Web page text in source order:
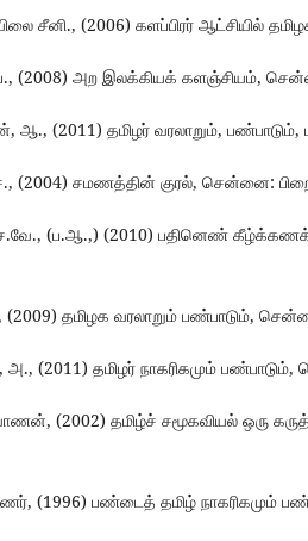
சீனி., (2006) களப்பிரர் ஆட்சியில்
(2008) அற இலக்கியக் களஞ்சியம்,
ஆ., (2011) தமிழர் வரலாறும்,
(2004) சமணத்தின் குரல், சென்னை:
ச.வே., (ப.ஆ.,) (2010) பதினெண்
(2009) தமிழக வரலாறும் பண்பாடும்,
அ., (2011) தமிழர் நாகரிகமும்
(2002) தமிழ்ச் சமூகவியல் ஒரு
(1996) பண்டைத் தமிழ் நாகரிகமும்